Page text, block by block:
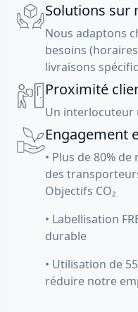
Solutions sur
Nous adaptons
besoins
livraisons
Proximité
Un interlocuteur
Engagement
• Plus de 80%
des
Objectifs CO₂
• Labellisation
durable
• Utilisation de
réduire notre